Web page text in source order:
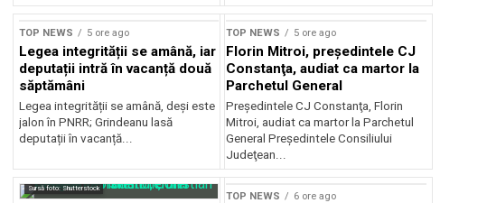
TOP NEWS 5 ore ago
Legea integrității se amână, iar
deputații intră în vacanță două
săptămâni
Legea integrității se amână, deși este
jalon în PNRR; Grindeanu lasă
deputații în vacanță...
TOP NEWS 5 ore ago
Florin Mitroi, preşedintele CJ
Constanţa, audiat ca martor la
Parchetul General
Preşedintele CJ Constanţa, Florin
Mitroi, audiat ca martor la Parchetul
General Preşedintele Consiliului
Judeţean...
Sursă foto: Shutterstock
TOP NEWS 6 ore ago